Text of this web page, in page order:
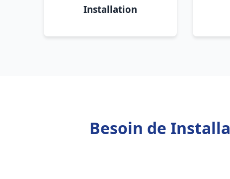
Installation
Besoin de